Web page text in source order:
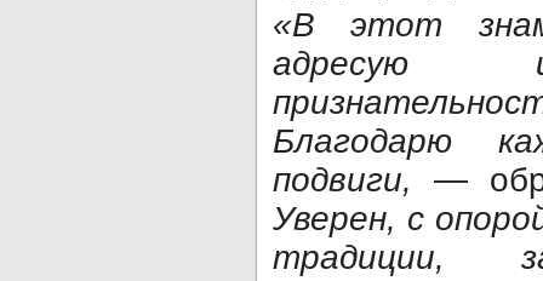
«В этот
адресую
Благодарю
подвиги, —
Уверен, с
традиции,